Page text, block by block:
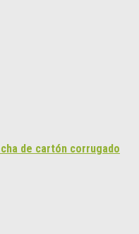
de cartón corrugado